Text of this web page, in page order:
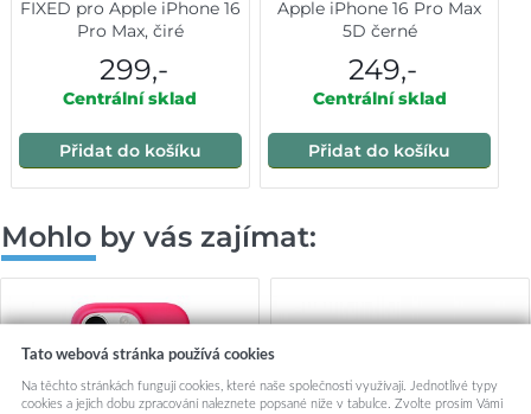
FIXED pro Apple iPhone 16
Pro Max, čiré
299,-
Centrální sklad
Přidat do košíku
Apple iPhone 16 Pro Max
5D černé
249,-
Centrální sklad
Přidat do košíku
Mohlo by vás zajímat:
Tato webová stránka používá cookies
Na těchto stránkách fungují cookies, které naše společnosti využívají. Jednotlivé typy
cookies a jejich dobu zpracování naleznete popsané níže v tabulce. Zvolte prosím Vámi